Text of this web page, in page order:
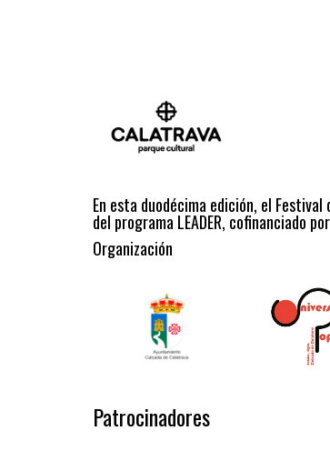
En esta duodécima edición, el
del programa LEADER, cofinanciado
Organización
Patrocinadores